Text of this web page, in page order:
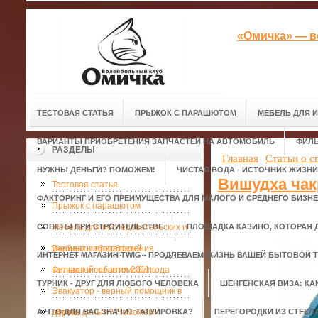
«Омичка» —
ТЕСТОВАЯ СТАТЬЯ ПРЫЖОК С ПАРАШЮТОМ МЕБЕЛЬ ДЛЯ
ВАРИАНТЫ ПРИОБРЕТЕНИЯ ЗАПЧАСТЕЙ НА АВТОМОБИЛЬ
НУЖНЫ ДЕНЬГИ? ПОМОЖЕМ! ЧИСТАЯ ВОДА - ИСТОЧНИК ЖИЗНИ
ФАКТОРИНГ И ЕГО ПРЕИМУЩЕСТВА ДЛЯ МАЛОГО И СРЕДНЕГО
СОВЕТЫ ПРИ СТРОИТЕЛЬСТВЕ. ПЛОЩАДКА КАЗИНО, КОТОРАЯ
ИНТЕРНЕТ МАГАЗИН TWIG - ПРОДЛЕВАЕМ ЖИЗНЬ ВАШЕЙ БЫТОВОЙ
ТУРНИК - ДРУГ ДЛЯ ЛЮБОГО ЧЕЛОВЕКА ШЕНГЕНСКАЯ ВИЗА:
А ЧТО ДЛЯ ВАС ЗНАЧИТ ТАТУИРОВКА? ПЕРЕГОРОДКИ ИЗ
РАЗДЕЛЫ
Тестовая статья
Прыжок с парашютом
Мебель для исследовательских и
учебных лабораторий
Варианты приобретения
запчастей на автомобиль
Фильмы и события 2011 года
Эвакуатор - верный помощник в
дороге.
Нужны деньги? Поможем!
Главная Статьи о
Вишудха